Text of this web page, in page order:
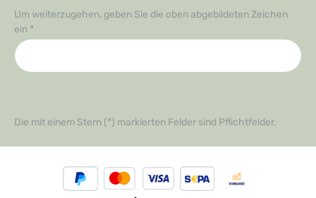
Um weiterzugehen, geben Sie die oben abgebildeten Zeichen
ein *
Die mit einem Stern (*) markierten Felder sind Pflichtfelder.